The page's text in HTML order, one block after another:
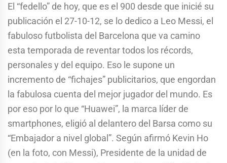
El “fedello” de hoy, que es el 900 desde que inicié su
publicación el 27-10-12, se lo dedico a Leo Messi, el
fabuloso futbolista del Barcelona que va camino
esta temporada de reventar todos los récords,
personales y del equipo. Eso le supone un
incremento de “fichajes” publicitarios, que engordan
la fabulosa cuenta del mejor jugador del mundo. Es
por eso por lo que “Huawei”, la marca líder de
smartphones, eligió al delantero del Barsa como su
“Embajador a nivel global”. Según afirmó Kevin Ho
(en la foto, con Messi), Presidente de la unidad de